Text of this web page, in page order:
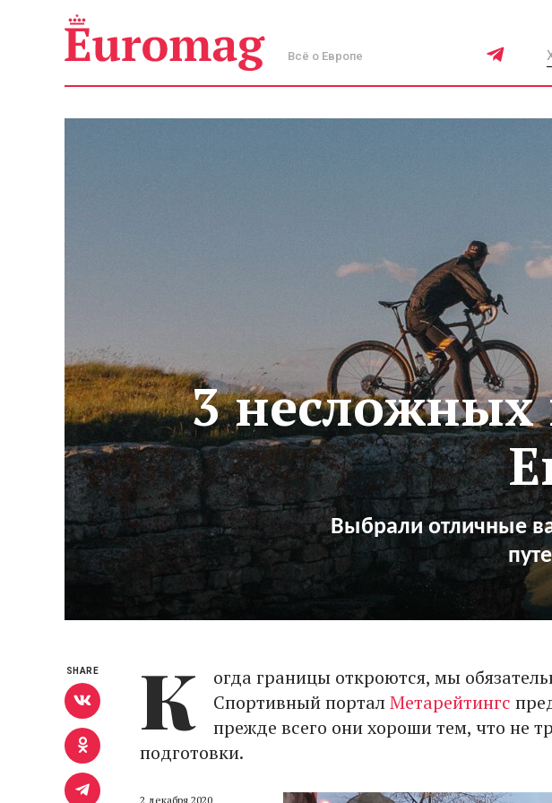
Всё о Европе
3 несложных
Выбрали отличные
К
огда границы откроются, мы
Спортивный порталМетарейтингс
прежде всего они хороши тем, что не
подготовки.
2 декабря 2020
SHARE